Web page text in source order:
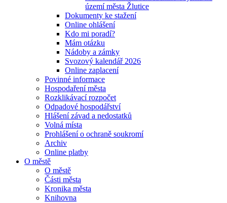
území města Žlutice
Dokumenty ke stažení
Online ohlášení
Kdo mi poradí?
Mám otázku
Nádoby a zámky
Svozový kalendář 2026
Online zaplacení
Povinné informace
Hospodaření města
Rozklikávací rozpočet
Odpadové hospodářství
Hlášení závad a nedostatků
Volná místa
Prohlášení o ochraně soukromí
Archiv
Online platby
O městě
O městě
Části města
Kronika města
Knihovna